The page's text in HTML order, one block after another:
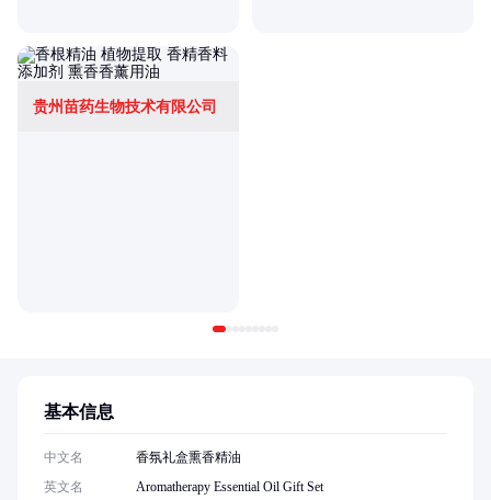
贵州苗药生物技术有限公司
基本信息
中文名
香氛礼盒熏香精油
英文名
Aromatherapy Essential Oil Gift Set